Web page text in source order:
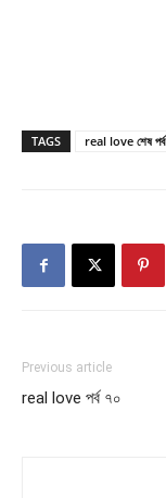
TAGS real love শেষ পর্ব
Previous article
real love পর্ব ৭০